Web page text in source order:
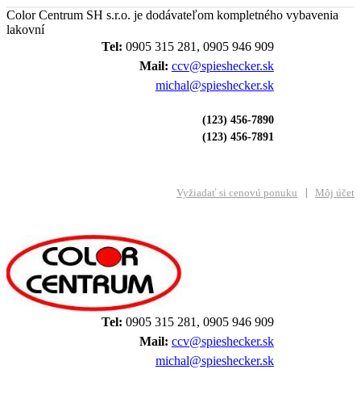
Color Centrum SH s.r.o. je dodávateľom kompletného vybavenia
lakovní
Tel: 0905 315 281, 0905 946 909
Mail: ccv@spieshecker.sk
michal@spieshecker.sk
(123) 456-7890
(123) 456-7891
Vyžiadať si cenovú ponuku Môj účet
Tel: 0905 315 281, 0905 946 909
Mail: ccv@spieshecker.sk
michal@spieshecker.sk